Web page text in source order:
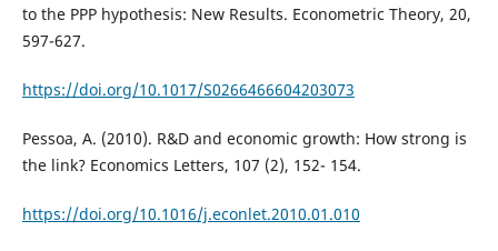
to the PPP hypothesis: New Results. Econometric Theory, 20,
597-627.
https://doi.org/10.1017/S0266466604203073
Pessoa, A. (2010). R&D and economic growth: How strong is
the link? Economics Letters, 107 (2), 152- 154.
https://doi.org/10.1016/j.econlet.2010.01.010